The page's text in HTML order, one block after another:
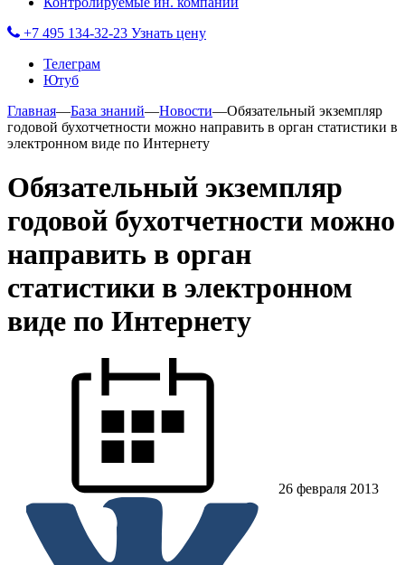
+7 495 134-32-23 Узнать цену
Телеграм
Ютуб
Главная—База знаний—Новости—Обязательный экземпляр
годовой бухотчетности можно направить в орган статистики в
электронном виде по Интернету
Обязательный экземпляр
годовой бухотчетности можно
направить в орган
статистики в электронном
виде по Интернету
26 февраля 2013